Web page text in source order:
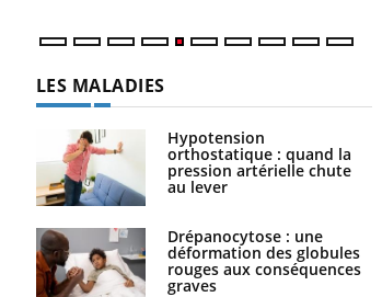
LES MALADIES
Hypotension
orthostatique : quand la
pression artérielle chute
au lever
Drépanocytose : une
déformation des globules
rouges aux conséquences
graves